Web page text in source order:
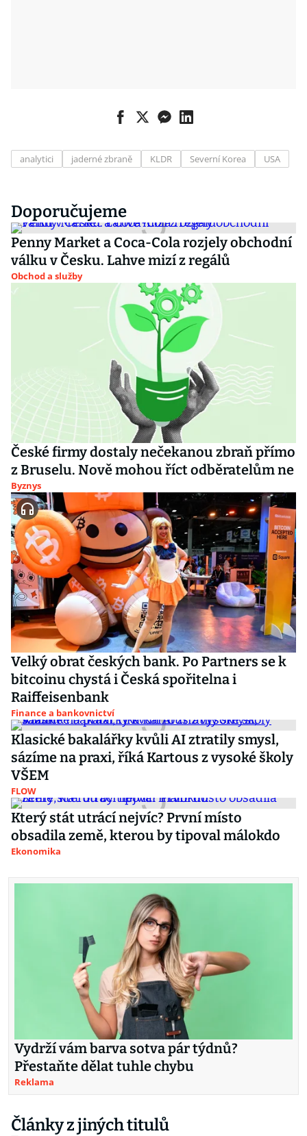
analytici jaderné zbraně KLDR Severní Korea USA
Doporučujeme
Penny Market a Coca-Cola rozjely obchodní
válku v Česku. Lahve mizí z regálů
Obchod a služby
České firmy dostaly nečekanou zbraň přímo
z Bruselu. Nově mohou říct odběratelům ne
Byznys
Velký obrat českých bank. Po Partners se k
bitcoinu chystá i Česká spořitelna i
Raiffeisenbank
Finance a bankovnictví
Klasické bakalářky kvůli AI ztratily smysl,
sázíme na praxi, říká Kartous z vysoké školy
VŠEM
FLOW
Který stát utrácí nejvíc? První místo
obsadila země, kterou by tipoval málokdo
Ekonomika
Vydrží vám barva sotva pár týdnů?
Přestaňte dělat tuhle chybu
Reklama
Články z jiných titulů